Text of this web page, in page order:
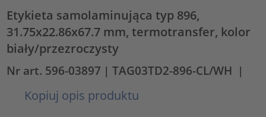
Etykieta samolaminująca typ 896,
31.75x22.86x67.7 mm, termotransfer, kolor
biały/przezroczysty
Nr art. 596-03897 | TAG03TD2-896-CL/WH |
Kopiuj opis produktu